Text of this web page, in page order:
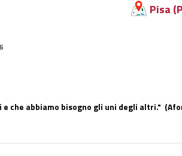
Pisa
che abbiamo bisogno gli uni degli altri."